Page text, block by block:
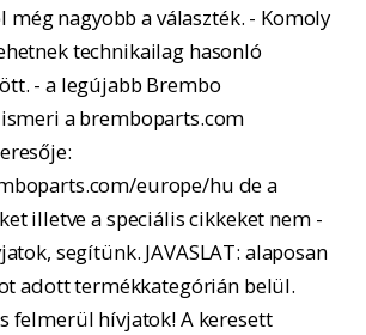
nagyobb a választék. - Komoly
technikailag hasonló
- a legújabb Brembo
a bremboparts.com
europe/hu de a
illetve a speciális cikkeket nem -
segítünk. JAVASLAT: alaposan
adott termékkategórián belül.
felmerül hívjatok! A keresett